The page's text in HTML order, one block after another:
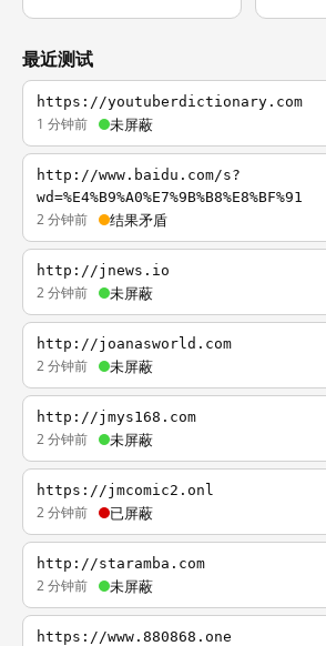
最近测试
https://youtuberdictionary.com
1 分钟前 未屏蔽
http://www.baidu.com/s?
wd=%E4%B9%A0%E7%9B%B8%E8%BF%91
2 分钟前 结果矛盾
http://jnews.io
2 分钟前 未屏蔽
http://joanasworld.com
2 分钟前 未屏蔽
http://jmys168.com
2 分钟前 未屏蔽
https://jmcomic2.onl
2 分钟前 已屏蔽
http://staramba.com
2 分钟前 未屏蔽
https://www.880868.one